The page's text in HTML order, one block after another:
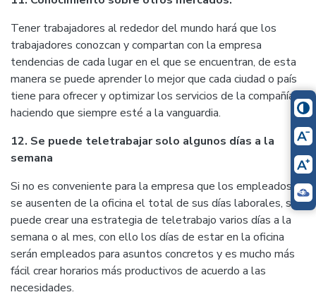
Tener trabajadores al rededor del mundo hará que los
trabajadores conozcan y compartan con la empresa
tendencias de cada lugar en el que se encuentran, de esta
manera se puede aprender lo mejor que cada ciudad o país
tiene para ofrecer y optimizar los servicios de la compañía
haciendo que siempre esté a la vanguardia.
12. Se puede teletrabajar solo algunos días a la
semana
Si no es conveniente para la empresa que los empleados
se ausenten de la oficina el total de sus días laborales, se
puede crear una estrategia de teletrabajo varios días a la
semana o al mes, con ello los días de estar en la oficina
serán empleados para asuntos concretos y es mucho más
fácil crear horarios más productivos de acuerdo a las
necesidades.